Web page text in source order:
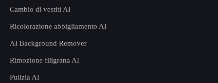
Cambio di vestiti AI
Ricolorazione abbigliamento AI
AI Background Remover
Rimozione filigrana AI
Pulizia AI